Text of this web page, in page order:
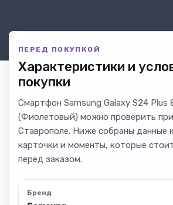
ПЕРЕД ПОКУПКОЙ
Характеристики и
покупки
Смартфон Samsung Galaxy S24 Plus
(Фиолетовый) можно проверить
Ставрополе. Ниже собраны данные
карточки и моменты, которые
перед заказом.
Бренд